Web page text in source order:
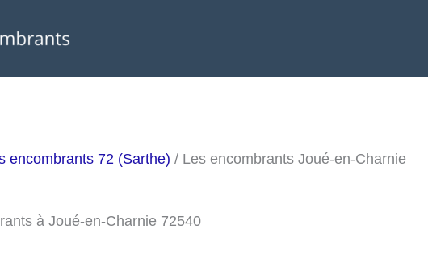
encombrants 72 (Sarthe) / Les encombrants Joué-en-Charnie
à Joué-en-Charnie 72540